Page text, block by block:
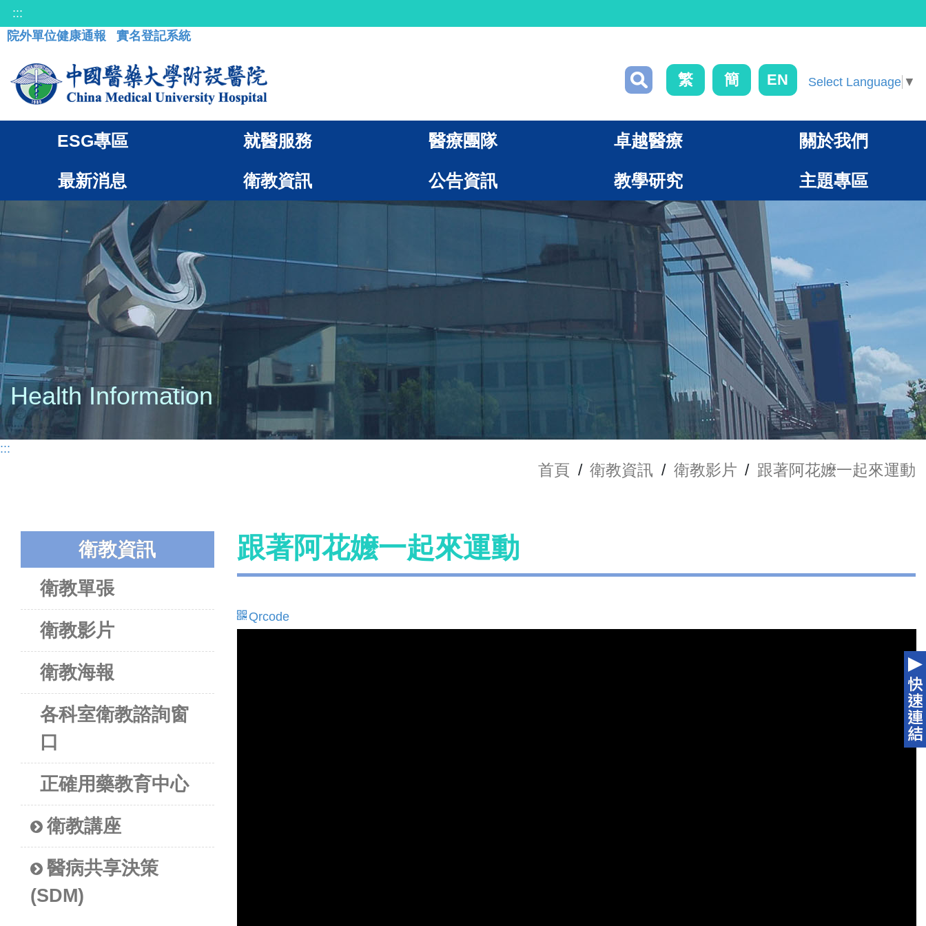
:::
院外單位健康通報
實名登記系統
繁 簡 EN Select Language ▼
ESG專區 就醫服務 醫療團隊 卓越醫療 關於我們
最新消息 衛教資訊 公告資訊 教學研究 主題專區
Health Information
:::
首頁 / 衛教資訊 / 衛教影片 / 跟著阿花嬤一起來運動
衛教資訊
衛教單張
衛教影片
衛教海報
各科室衛教諮詢窗
口
正確用藥教育中心
衛教講座
醫病共享決策
(SDM)
跟著阿花嬤一起來運動
Qrcode